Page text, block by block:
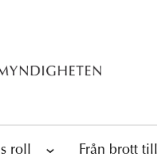
roll Från brott